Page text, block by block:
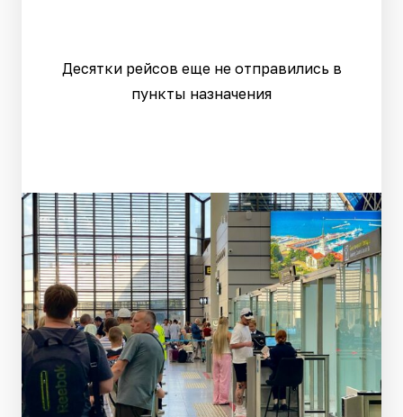
Десятки рейсов еще не отправились в
пункты назначения